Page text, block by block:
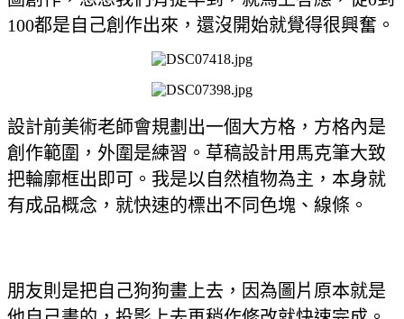
100都是自己創作出來，還沒開始就覺得很興奮。
設計前美術老師會規劃出一個大方格，方格內是
創作範圍，外圍是練習。草稿設計用馬克筆大致
把輪廓框出即可。我是以自然植物為主，本身就
有成品概念，就快速的標出不同色塊、線條。
朋友則是把自己狗狗畫上去，因為圖片原本就是